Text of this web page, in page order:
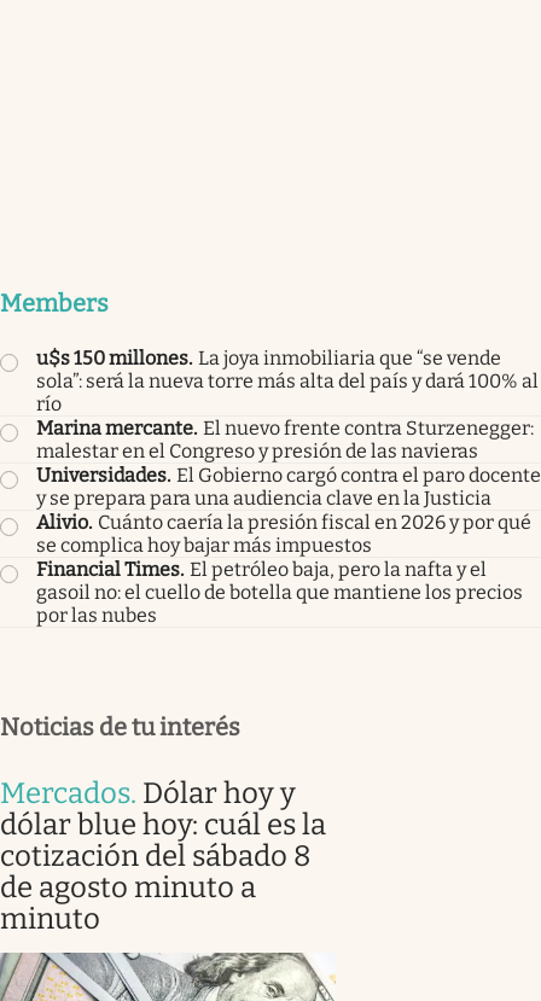
Members
u$s 150 millones. La joya inmobiliaria que “se vende
sola”: será la nueva torre más alta del país y dará 100% al
río
Marina mercante. El nuevo frente contra Sturzenegger:
malestar en el Congreso y presión de las navieras
Universidades. El Gobierno cargó contra el paro docente
y se prepara para una audiencia clave en la Justicia
Alivio. Cuánto caería la presión fiscal en 2026 y por qué
se complica hoy bajar más impuestos
Financial Times. El petróleo baja, pero la nafta y el
gasoil no: el cuello de botella que mantiene los precios
por las nubes
Noticias de tu interés
Mercados. Dólar hoy y
dólar blue hoy: cuál es la
cotización del sábado 8
de agosto minuto a
minuto